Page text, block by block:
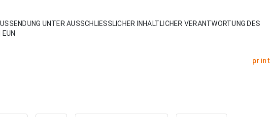
UNTER AUSSCHLIESSLICHER INHALTLICHER VERANTWORTUNG DES
print